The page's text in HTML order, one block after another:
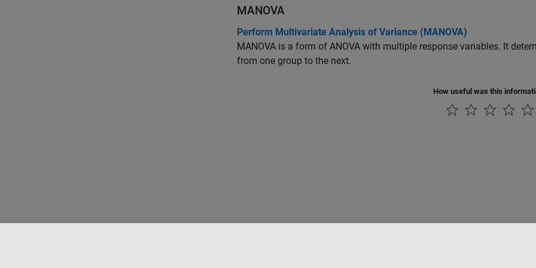
MANOVA
Perform Multivariate Analysis of Variance (MANOVA)
MANOVA is a form of ANOVA with multiple response variables. It
from one group to the next.
How useful was this